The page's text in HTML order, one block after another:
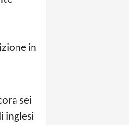
in
sei
inglesi